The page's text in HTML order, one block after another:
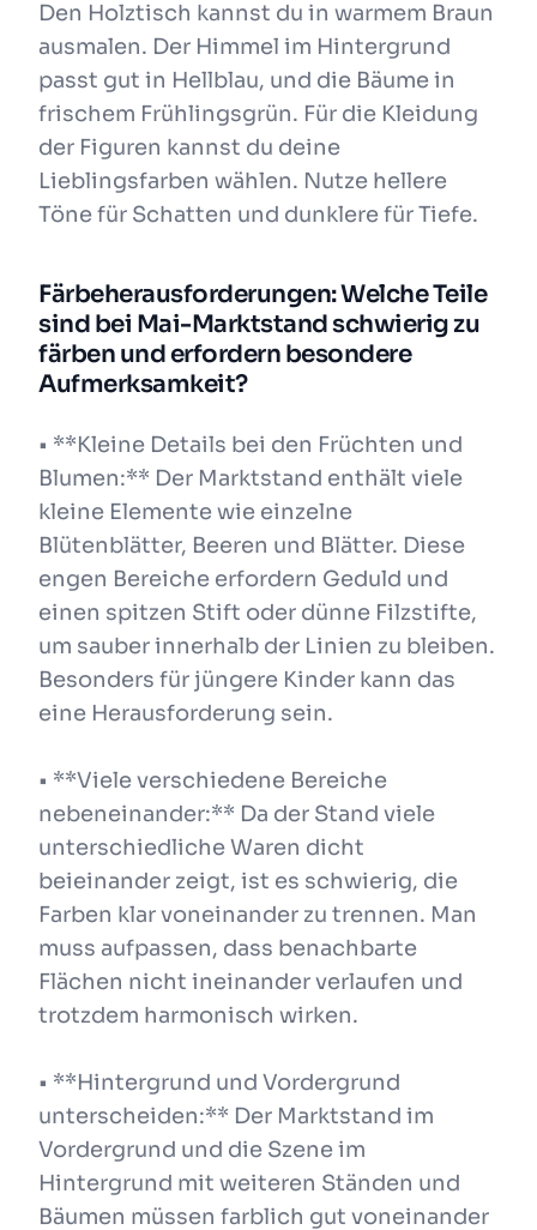
Den Holztisch kannst du in warmem Braun
ausmalen. Der Himmel im Hintergrund
passt gut in Hellblau, und die Bäume in
frischem Frühlingsgrün. Für die Kleidung
der Figuren kannst du deine
Lieblingsfarben wählen. Nutze hellere
Töne für Schatten und dunklere für Tiefe.
Färbeherausforderungen: Welche Teile
sind bei Mai-Marktstand schwierig zu
färben und erfordern besondere
Aufmerksamkeit?
• **Kleine Details bei den Früchten und
Blumen:** Der Marktstand enthält viele
kleine Elemente wie einzelne
Blütenblätter, Beeren und Blätter. Diese
engen Bereiche erfordern Geduld und
einen spitzen Stift oder dünne Filzstifte,
um sauber innerhalb der Linien zu bleiben.
Besonders für jüngere Kinder kann das
eine Herausforderung sein.
• **Viele verschiedene Bereiche
nebeneinander:** Da der Stand viele
unterschiedliche Waren dicht
beieinander zeigt, ist es schwierig, die
Farben klar voneinander zu trennen. Man
muss aufpassen, dass benachbarte
Flächen nicht ineinander verlaufen und
trotzdem harmonisch wirken.
• **Hintergrund und Vordergrund
unterscheiden:** Der Marktstand im
Vordergrund und die Szene im
Hintergrund mit weiteren Ständen und
Bäumen müssen farblich gut voneinander